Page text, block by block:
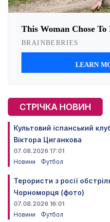
СТРІЧКА НОВИН
Культовий іспанський
Віктора Циганкова
07.08.2026 17:01
Новини
Футбол
Терористи з росії
Чорноморця (фото)
07.08.2026 16:01
Новини
Футбол